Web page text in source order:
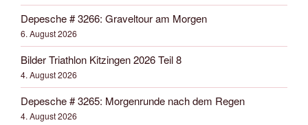
Depesche # 3266: Graveltour am Morgen
6. August 2026
Bilder Triathlon Kitzingen 2026 Teil 8
4. August 2026
Depesche # 3265: Morgenrunde nach dem Regen
4. August 2026